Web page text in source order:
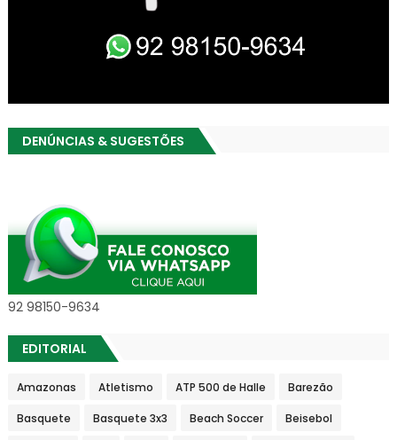
DENÚNCIAS & SUGESTÕES
92 98150-9634
EDITORIAL
Amazonas Atletismo ATP 500 de Halle Barezão
Basquete Basquete 3x3 Beach Soccer Beisebol